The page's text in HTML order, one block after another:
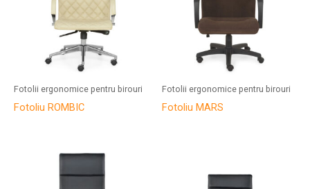
Fotolii ergonomice pentru birouri
Fotoliu ROMBIC
Fotolii ergonomice pentru birouri
Fotoliu MARS